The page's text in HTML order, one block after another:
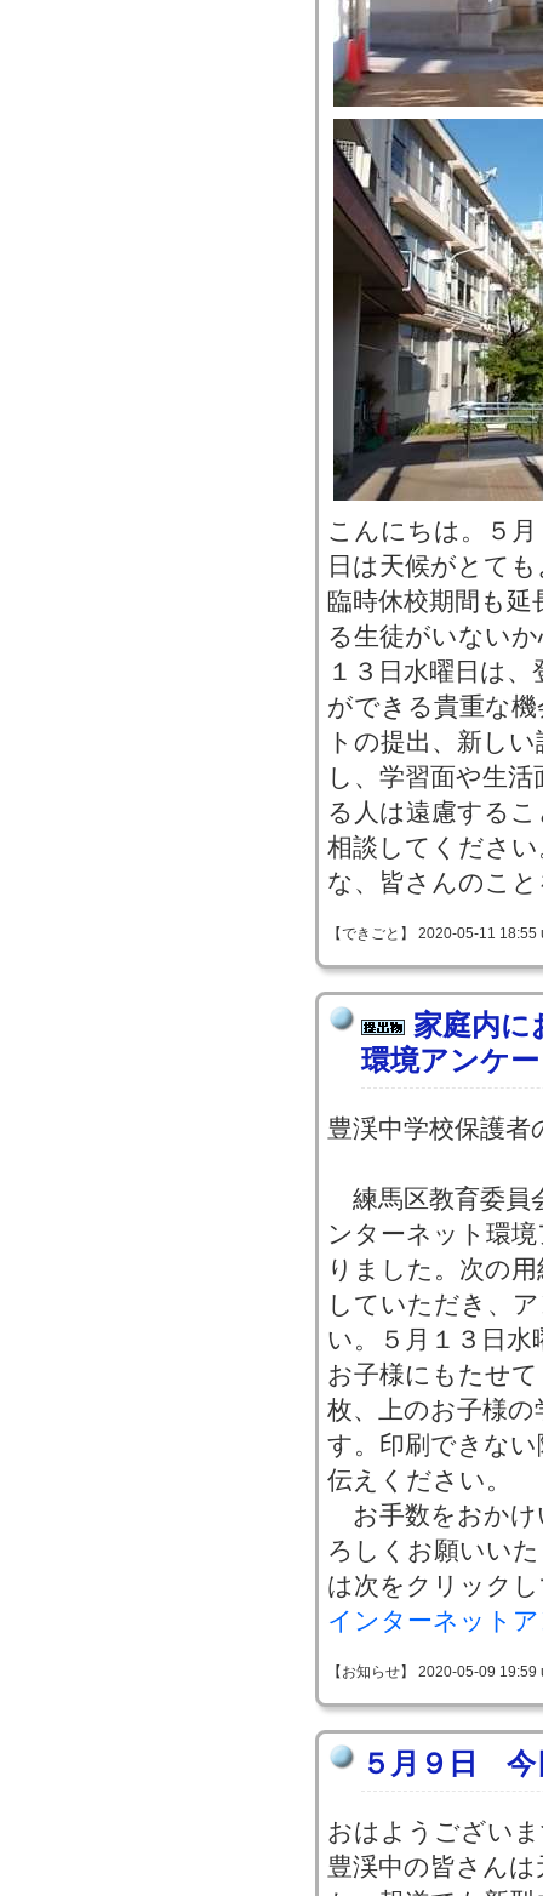
こんにちは。５
日は天候がとて
臨時休校期間も
る生徒がいない
１３日水曜日は
ができる貴重な
トの提出、新し
し、学習面や生
る人は遠慮する
相談してくださ
な、皆さんのこ
【できごと】 2020-05-11
家庭内に
環境アンケ
豊渓中学校保護者
練馬区教育委員
ンターネット環
りました。次の
していただき、
い。５月１３日
お子様にもたせ
枚、上のお子様
す。印刷できな
伝えください。
お手数をおかけ
ろしくお願いい
は次をクリック
インターネット
【お知らせ】 2020-05-09
５月９日 今
おはようござい
豊渓中の皆さん